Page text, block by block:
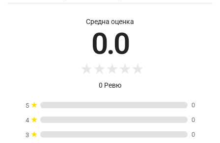
Средна оценка
0.0
★ ★ ★ ★ ★
0 Ревю
5 ★ 0
4 ★ 0
3 ★ 0